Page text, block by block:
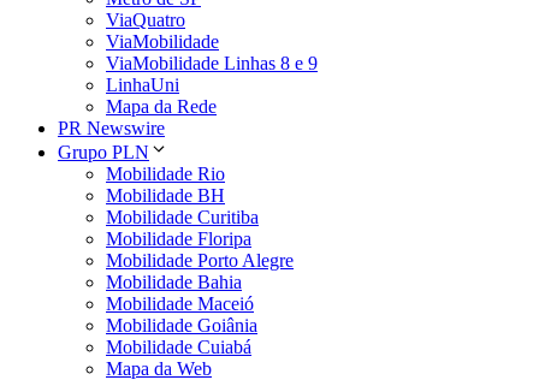
ViaQuatro
ViaMobilidade
ViaMobilidade Linhas 8 e 9
LinhaUni
Mapa da Rede
PR Newswire
Grupo PLN
Mobilidade Rio
Mobilidade BH
Mobilidade Curitiba
Mobilidade Floripa
Mobilidade Porto Alegre
Mobilidade Bahia
Mobilidade Maceió
Mobilidade Goiânia
Mobilidade Cuiabá
Mapa da Web